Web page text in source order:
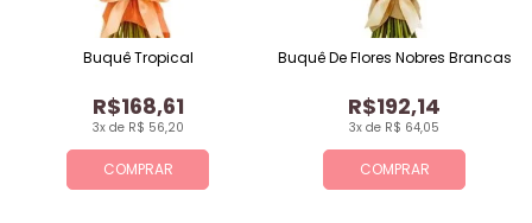
COMPRAR
3x de R$ 56,20
R$168,61
Buquê Tropical
COMPRAR
3x de R$ 64,05
R$192,14
Buquê De Flores Nobres Brancas